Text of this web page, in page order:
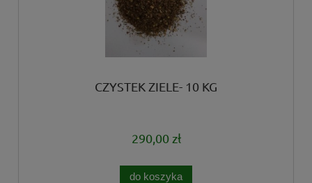
CZYSTEK ZIELE- 10 KG
290,00 zł
do koszyka